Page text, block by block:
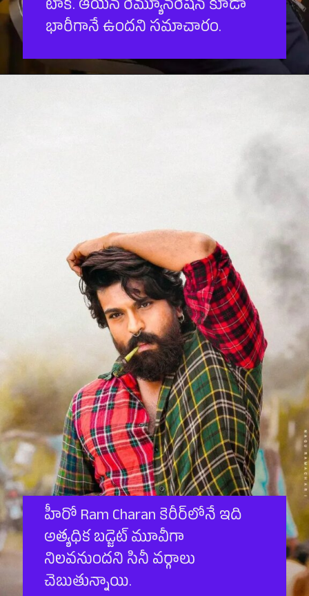
టాక్. ఆయన రెమ్యూనరేషన్ కూడా
భారీగానే ఉందని సమాచారం.
హీరో Ram Charan కెరీర్‌లోనే ఇది
అత్యధిక బ‌డ్జెట్ మూవీగా
నిలవనుందని సినీ వర్గాలు
చెబుతున్నాయి.